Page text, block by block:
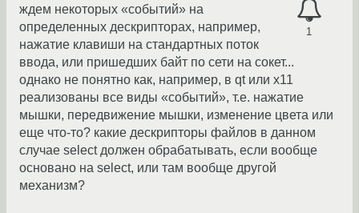
1
ждем некоторых «событий» на
определенных дескрипторах, например,
нажатие клавиши на стандартных поток
ввода, или пришедших байт по сети на сокет...
однако не понятно как, например, в qt или x11
реализованы все виды «событий», т.е. нажатие
мышки, передвижение мышки, изменение цвета или
еще что-то? какие дескрипторы файлов в данном
случае select должен обрабатывать, если вообще
основано на select, или там вообще другой
механизм?